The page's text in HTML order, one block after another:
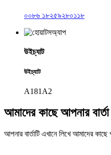
০০৮৬ ১৮২৫৯২৮০১১৮
উইচ্যাট
উইচ্যাট
A181A2
আমাদের কাছে আপনার বার্তা
আপনার বার্তাটি এখানে লিখে আমাদের কাছে